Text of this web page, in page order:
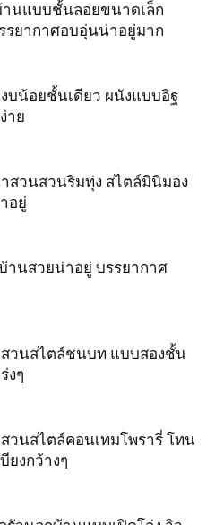
านแบบชั้นลอยขนาดเล็ก
รยากาศอบอุ่นน่าอยู่มาก
บน้อยชั้นเดียว ผนังแบบอิฐ
าย
สวนสวนริมทุ่ง สไตล์มินิมอง
อยู่
านสวยน่าอยู่ บรรยากาศ
สวนสไตล์ชนบท แบบสองชั้น
งๆ
วนสไตล์คอนเทมโพรารี่ โทน
ยงกว้างๆ